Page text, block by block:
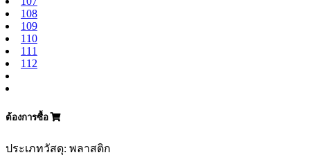
108
109
110
111
112
ต้องการซื้อ
ประเภทวัสดุ: พลาสติก